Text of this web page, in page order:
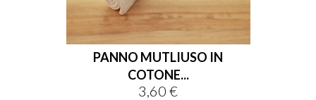
PANNO MUTLIUSO IN
COTONE...
Prezzo
3,60 €